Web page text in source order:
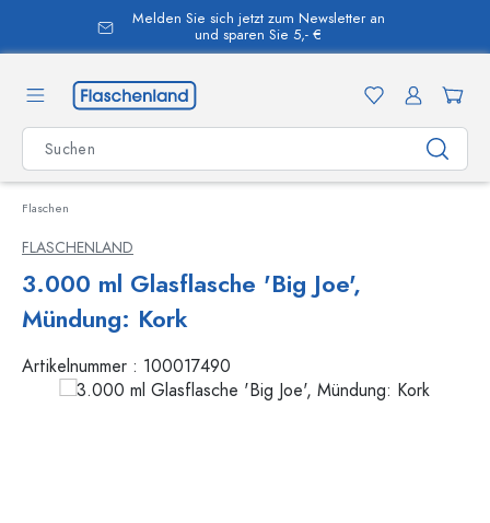
springen
Melden Sie sich jetzt zum Newsletter an
und sparen Sie 5,- €
Flaschen
FLASCHENLAND
3.000 ml Glasflasche 'Big Joe',
Mündung: Kork
Artikelnummer : 100017490